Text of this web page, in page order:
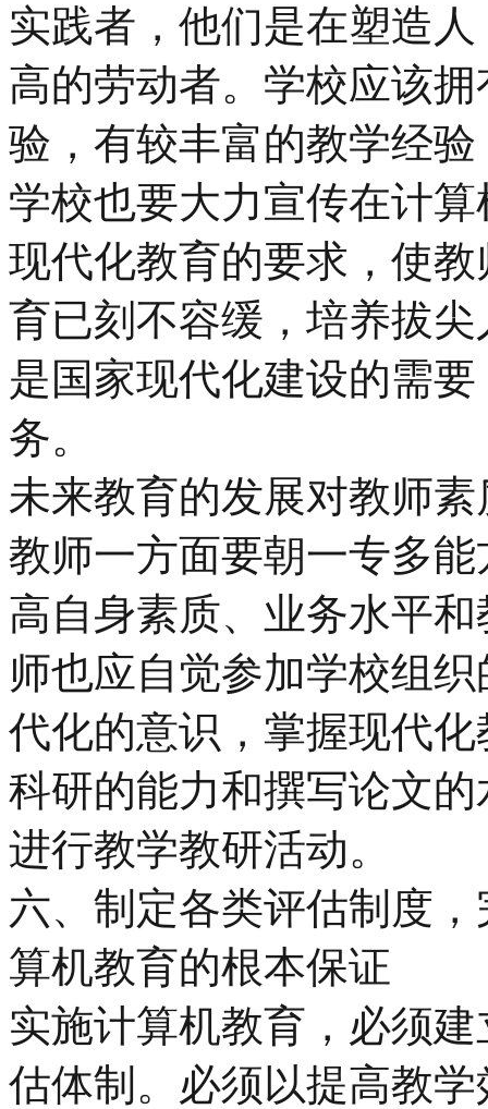
实践者，他们是在塑造
高的劳动者。学校应该
验，有较丰富的教学经
学校也要大力宣传在计
现代化教育的要求，使
育已刻不容缓，培养拔
是国家现代化建设的需
务。
未来教育的发展对教师
教师一方面要朝一专多
高自身素质、业务水平
师也应自觉参加学校组
代化的意识，掌握现代
科研的能力和撰写论文
进行教学教研活动。
六、制定各类评估制度
算机教育的根本保证
实施计算机教育，必须
估体制。必须以提高教